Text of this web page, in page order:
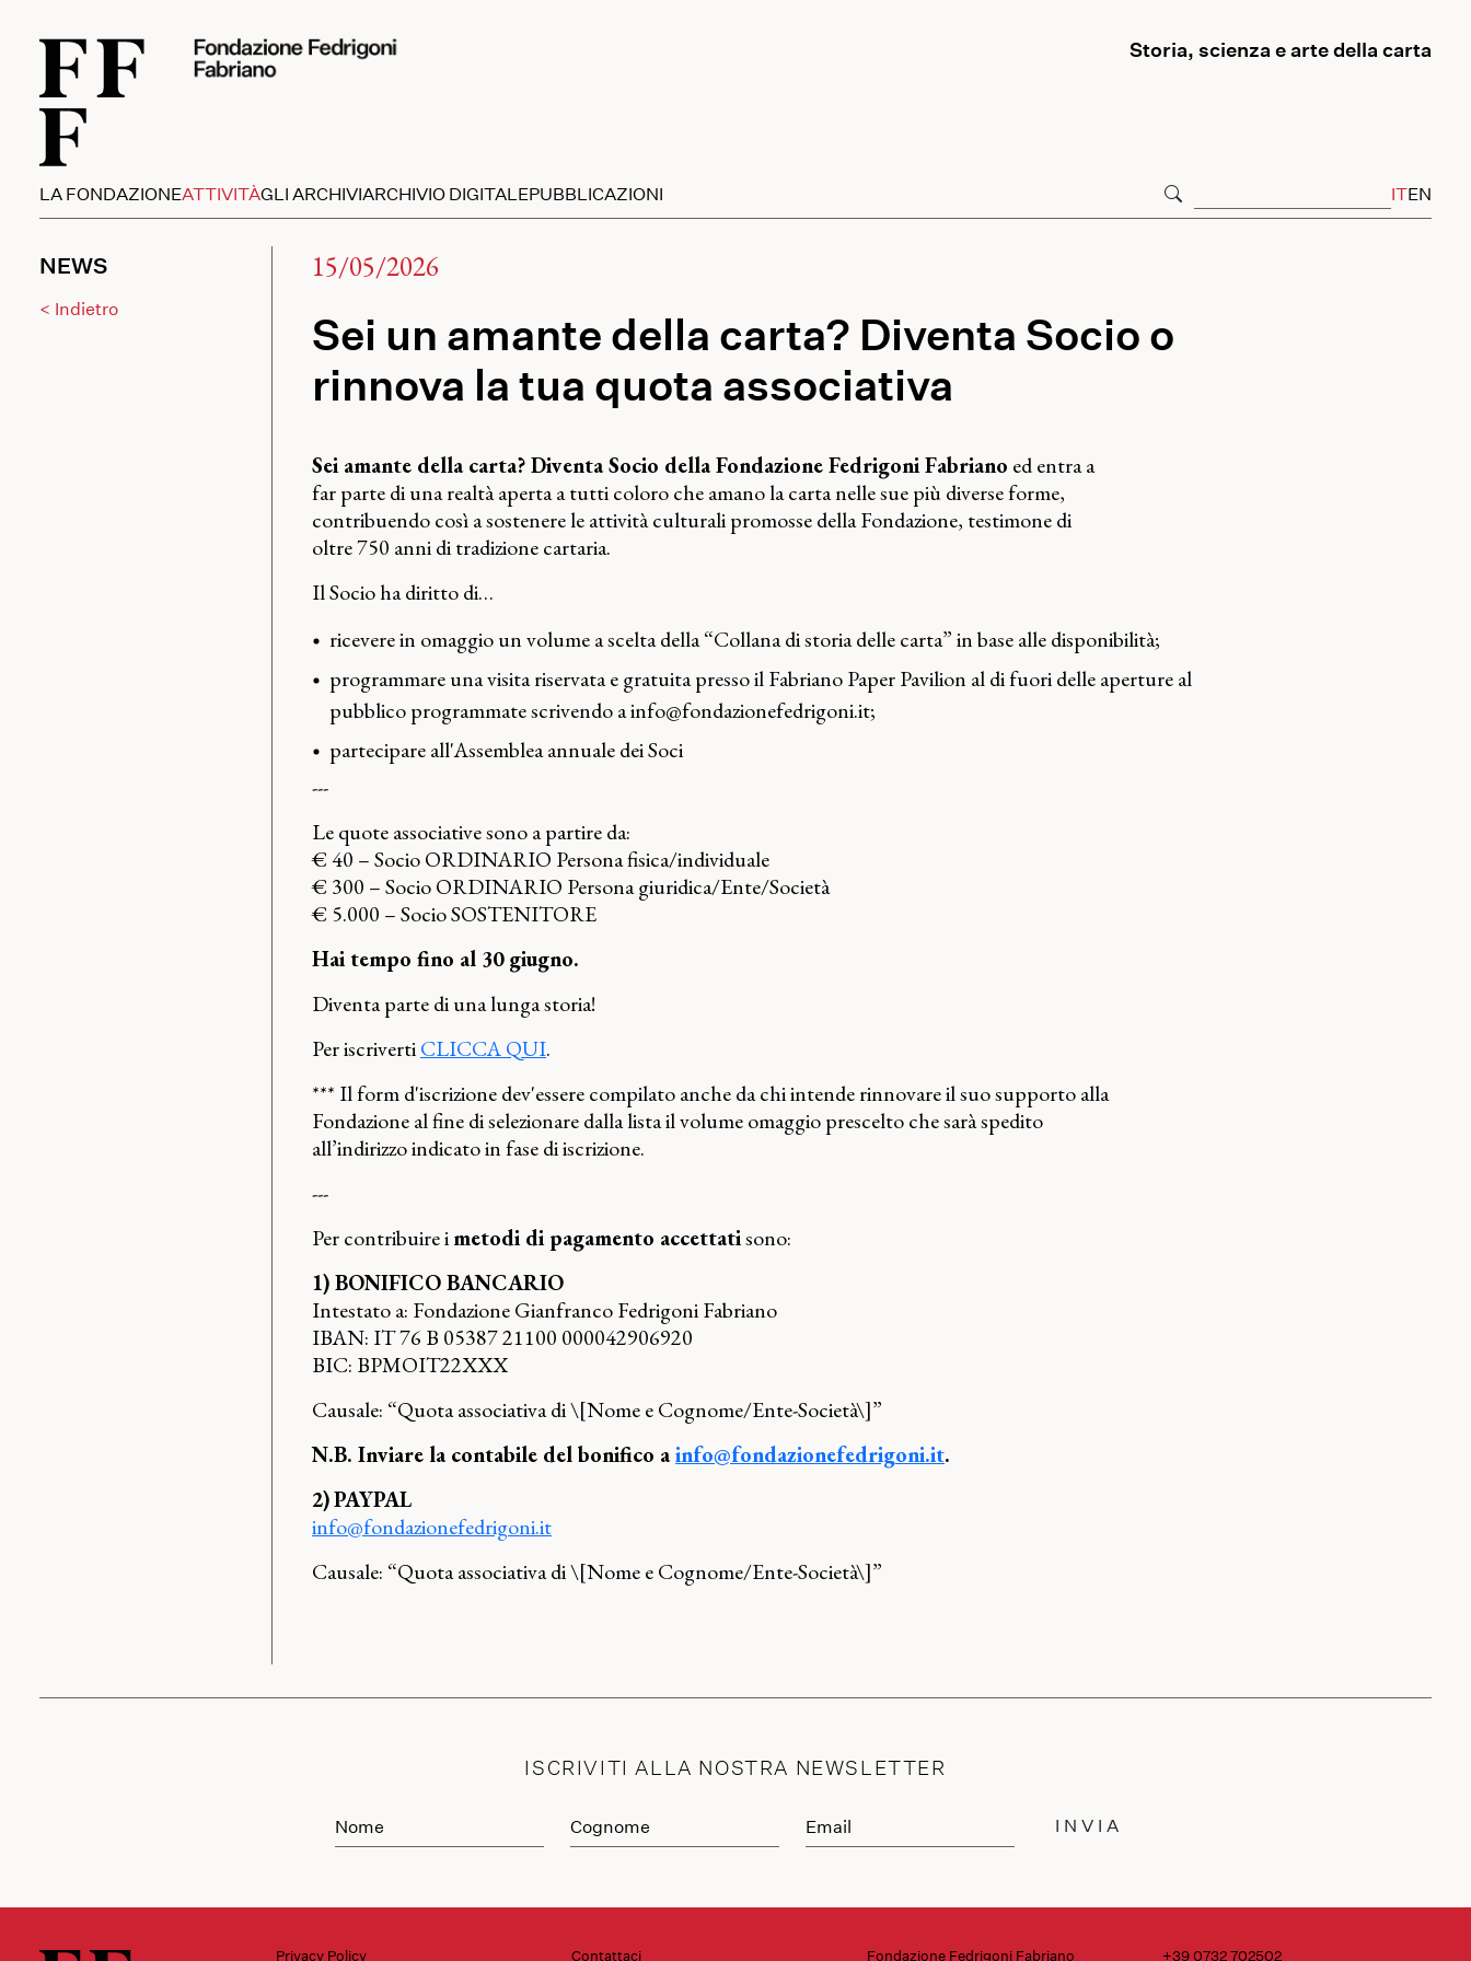
Storia, scienza e arte della carta
LA FONDAZIONEATTIVITÀGLI ARCHIVIARCHIVIO DIGITALEPUBBLICAZIONI ITEN
NEWS
< Indietro
15/05/2026
Sei un amante della carta? Diventa Socio o
rinnova la tua quota associativa
Sei amante della carta? Diventa Socio della Fondazione Fedrigoni Fabriano ed entra a
far parte di una realtà aperta a tutti coloro che amano la carta nelle sue più diverse forme,
contribuendo così a sostenere le attività culturali promosse della Fondazione, testimone di
oltre 750 anni di tradizione cartaria.
Il Socio ha diritto di…
ricevere in omaggio un volume a scelta della “Collana di storia delle carta” in base alle disponibilità;
programmare una visita riservata e gratuita presso il Fabriano Paper Pavilion al di fuori delle aperture al
pubblico programmate scrivendo ainfo@fondazionefedrigoni.it;
partecipare all'Assemblea annuale dei Soci
---
Le quote associative sono a partire da:
€ 40 – Socio ORDINARIO Persona fisica/individuale
€ 300 – Socio ORDINARIO Persona giuridica/Ente/Società
€ 5.000 – Socio SOSTENITORE
Hai tempo fino al 30 giugno.
Diventa parte di una lunga storia!
Per iscrivertiCLICCA QUI.
*** Il form d'iscrizione dev'essere compilato anche da chi intende rinnovare il suo supporto alla
Fondazione al fine di selezionare dalla lista il volume omaggio prescelto che sarà spedito
all’indirizzo indicato in fase di iscrizione.
---
Per contribuire imetodi di pagamento accettatisono:
1) BONIFICO BANCARIO
Intestato a: Fondazione Gianfranco Fedrigoni Fabriano
IBAN: IT 76 B 05387 21100 000042906920
BIC: BPMOIT22XXX
Causale: “Quota associativa di \[Nome e Cognome/Ente-Società\]”
N.B. Inviare la contabile del bonifico ainfo@fondazionefedrigoni.it.
2)PAYPAL
info@fondazionefedrigoni.it
Causale: “Quota associativa di \[Nome e Cognome/Ente-Società\]”
ISCRIVITI ALLA NOSTRA NEWSLETTER
INVIA
Privacy Policy Contattaci Fondazione Fedrigoni Fabriano +39 0732 702502